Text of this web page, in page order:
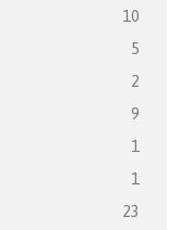
10
5
2
9
1
1
23